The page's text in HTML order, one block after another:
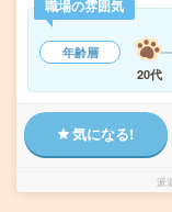
職場の雰囲気
年齢層
20代
気になる!
派